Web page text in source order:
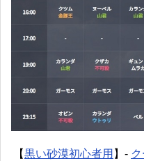
【黒い砂漠初心者用 】-